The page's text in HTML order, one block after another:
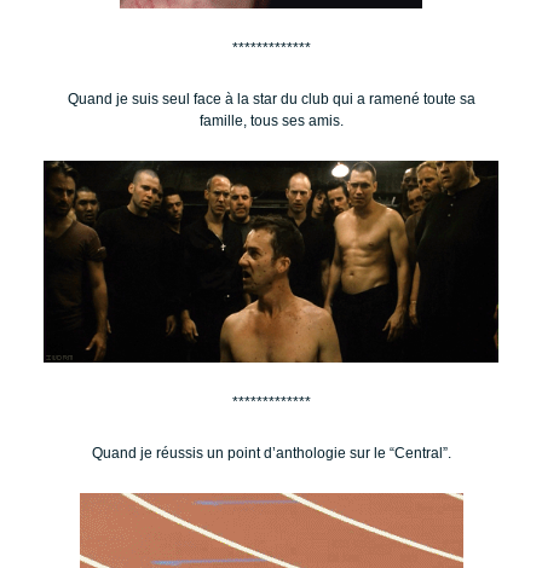
*************
Quand je suis seul face à la star du club qui a ramené toute sa
famille, tous ses amis.
*************
Quand je réussis un point d’anthologie sur le “Central”.